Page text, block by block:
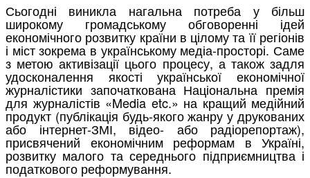
Сьогодні виникла нагальна потреба у більш
широкому громадському обговоренні ідей
економічного розвитку країни в цілому та її регіонів
і міст зокрема в українському медіа-просторі. Саме
з метою активізації цього процесу, а також задля
удосконалення якості української економічної
журналістики започаткована Національна премія
для журналістів «Media etc.» на кращий медійний
продукт (публікація будь-якого жанру у друкованих
або інтернет-ЗМІ, відео- або радіорепортаж),
присвячений економічним реформам в Україні,
розвитку малого та середнього підприємництва і
податкового реформування.